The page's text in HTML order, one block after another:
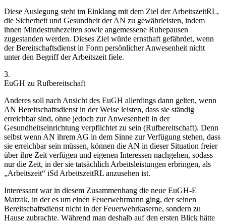
Diese Auslegung steht im Einklang mit dem Ziel der ArbeitszeitRL,
die Sicherheit und Gesundheit der AN zu gewährleisten, indem
ihnen Mindestruhezeiten sowie angemessene Ruhepausen
zugestanden werden. Dieses Ziel würde ernsthaft gefährdet, wenn
der Bereitschaftsdienst in Form persönlicher Anwesenheit nicht
unter den Begriff der Arbeitszeit fiele.
3.
EuGH zu Rufbereitschaft
Anderes soll nach Ansicht des EuGH allerdings dann gelten, wenn
AN Bereitschaftsdienst in der Weise leisten, dass sie ständig
erreichbar sind, ohne jedoch zur Anwesenheit in der
Gesundheitseinrichtung verpflichtet zu sein (Rufbereitschaft). Denn
selbst wenn AN ihrem AG in dem Sinne zur Verfügung stehen, dass
sie erreichbar sein müssen, können die AN in dieser Situation freier
über ihre Zeit verfügen und eigenen Interessen nachgehen, sodass
nur die Zeit, in der sie tatsächlich Arbeitsleistungen erbringen, als
„Arbeitszeit“ iSd ArbeitszeitRL anzusehen ist.
Interessant war in diesem Zusammenhang die neue EuGH-E
Matzak, in der es um einen Feuerwehrmann ging, der seinen
Bereitschaftsdienst nicht in der Feuerwehrkaserne, sondern zu
Hause zubrachte. Während man deshalb auf den ersten Blick hätte